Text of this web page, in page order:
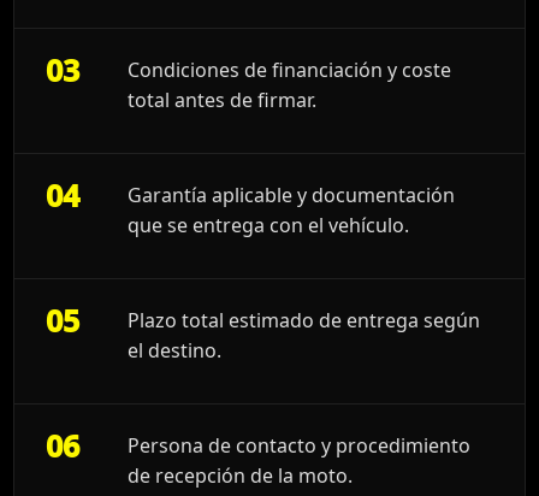
03
Condiciones de financiación y coste
total antes de firmar.
04
Garantía aplicable y documentación
que se entrega con el vehículo.
05
Plazo total estimado de entrega según
el destino.
06
Persona de contacto y procedimiento
de recepción de la moto.